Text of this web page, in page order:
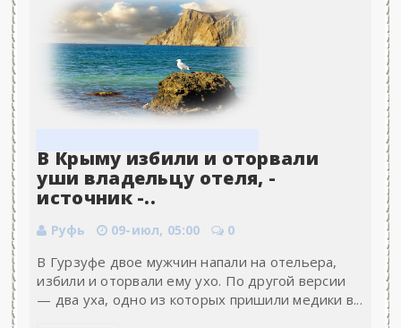
В Крыму избили и оторвали
уши владельцу отеля, -
источник -..
Руфь 09-июл, 05:00 0
В Гурзуфе двое мужчин напали на отельера,
избили и оторвали ему ухо. По другой версии
— два уха, одно из которых пришили медики в...